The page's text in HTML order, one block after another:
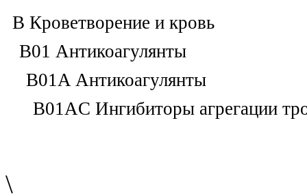
B Кроветворение и кровь
B01 Антикоагулянты
B01A Антикоагулянты
B01AC Ингибиторы агрегации
\